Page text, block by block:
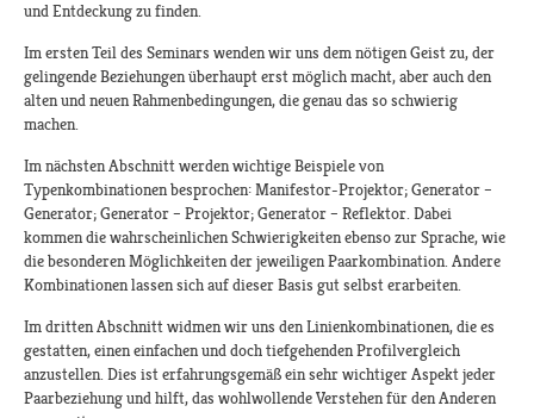
und Entdeckung zu finden.
Im ersten Teil des Seminars wenden wir uns dem nötigen Geist zu, der
gelingende Beziehungen überhaupt erst möglich macht, aber auch den
alten und neuen Rahmenbedingungen, die genau das so schwierig
machen.
Im nächsten Abschnitt werden wichtige Beispiele von
Typenkombinationen besprochen: Manifestor-Projektor; Generator –
Generator; Generator – Projektor; Generator – Reflektor. Dabei
kommen die wahrscheinlichen Schwierigkeiten ebenso zur Sprache, wie
die besonderen Möglichkeiten der jeweiligen Paarkombination. Andere
Kombinationen lassen sich auf dieser Basis gut selbst erarbeiten.
Im dritten Abschnitt widmen wir uns den Linienkombinationen, die es
gestatten, einen einfachen und doch tiefgehenden Profilvergleich
anzustellen. Dies ist erfahrungsgemäß ein sehr wichtiger Aspekt jeder
Paarbeziehung und hilft, das wohlwollende Verstehen für den Anderen